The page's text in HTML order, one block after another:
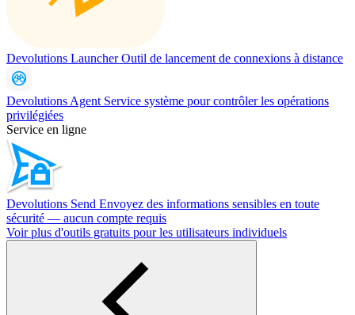
Devolutions LauncherOutil de lancement de connexions à distance
Devolutions Agent Service système pour contrôler les opérations
privilégiées
Service en ligne
Devolutions Send Envoyez des informations sensibles en toute
sécurité — aucun compte requis
Voir plus d'outils gratuits pour les utilisateurs individuels